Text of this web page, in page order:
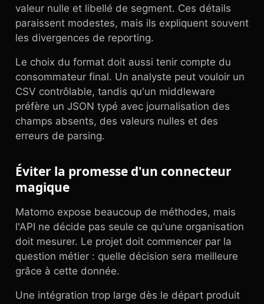
valeur nulle et libellé de segment. Ces détails
paraissent modestes, mais ils expliquent souvent
les divergences de reporting.
Le choix du format doit aussi tenir compte du
consommateur final. Un analyste peut vouloir un
CSV contrôlable, tandis qu'un middleware
préfère un JSON typé avec journalisation des
champs absents, des valeurs nulles et des
erreurs de parsing.
Éviter la promesse d'un connecteur
magique
Matomo expose beaucoup de méthodes, mais
l'API ne décide pas seule ce qu'une organisation
doit mesurer. Le projet doit commencer par la
question métier : quelle décision sera meilleure
grâce à cette donnée.
Une intégration trop large dès le départ produit